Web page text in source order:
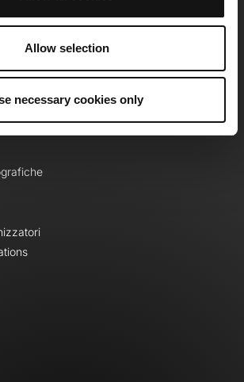
Allow selection
necessary cookies only